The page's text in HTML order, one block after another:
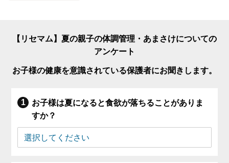
【リセマム】夏の親子の体調管理・あまさけについての
アンケート
お子様の健康を意識されている保護者にお聞きします。
お子様は夏になると食欲が落ちることがありま
すか？